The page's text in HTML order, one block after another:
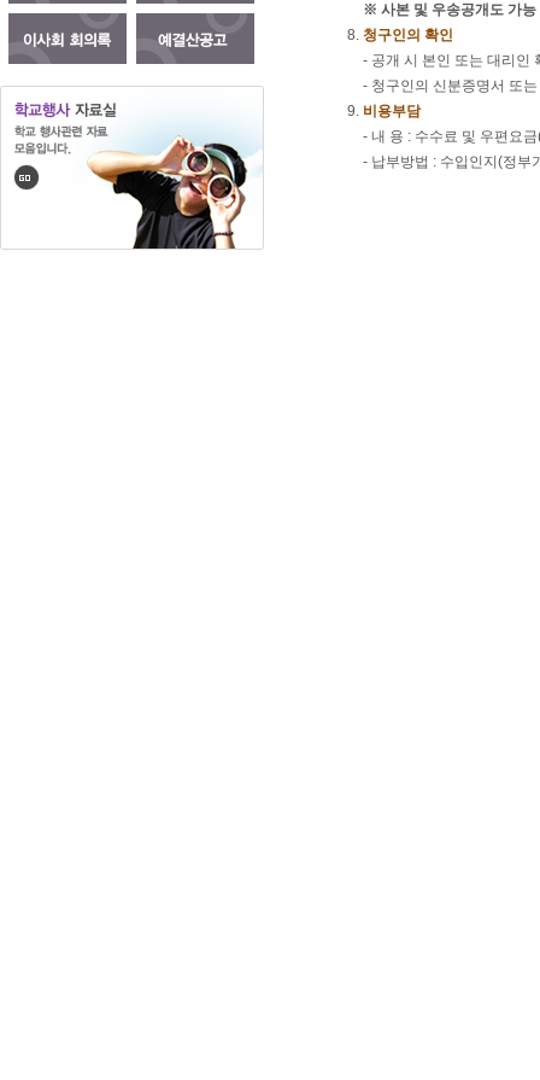
※ 사본 및 우송공개도 가능
청구인의 확인
- 공개 시 본인 또는 대리인
- 청구인의 신분증명서 또
비용부담
- 내 용 : 수수료 및 우편요
- 납부방법 : 수입인지(정부